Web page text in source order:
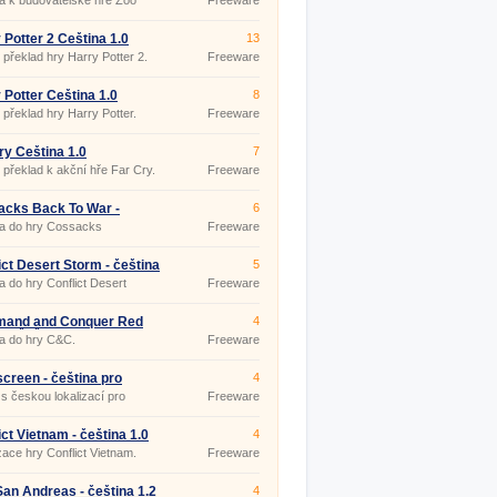
Potter 2 Čeština 1.0
hry Harry Potter 2.
13
Freeware
Potter Čeština 1.0
hry Harry Potter.
8
Freeware
Čeština 1.0
k akční hře Far Cry.
7
Freeware
Back To War -
1.0
do hry Cossacks
6
Freeware
Desert Storm - čeština
do hry Conflict Desert
5
Freeware
and Conquer Red
- čeština 1.0
do hry C&C.
4
Freeware
- čeština pro
verzi 1.01
českou lokalizací pro
4
Freeware
Vietnam - čeština 1.0
hry Conflict Vietnam.
4
Freeware
Andreas - čeština 1.2
4